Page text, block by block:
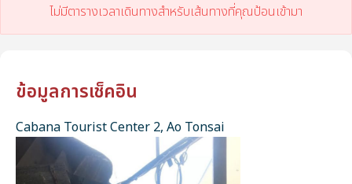
ไม่มีตารางเวลาเดินทางสำหรับเส้นทางที่คุณป้อนเข้ามา
ข้อมูลการเช็คอิน
Cabana Tourist Center 2, Ao Tonsai